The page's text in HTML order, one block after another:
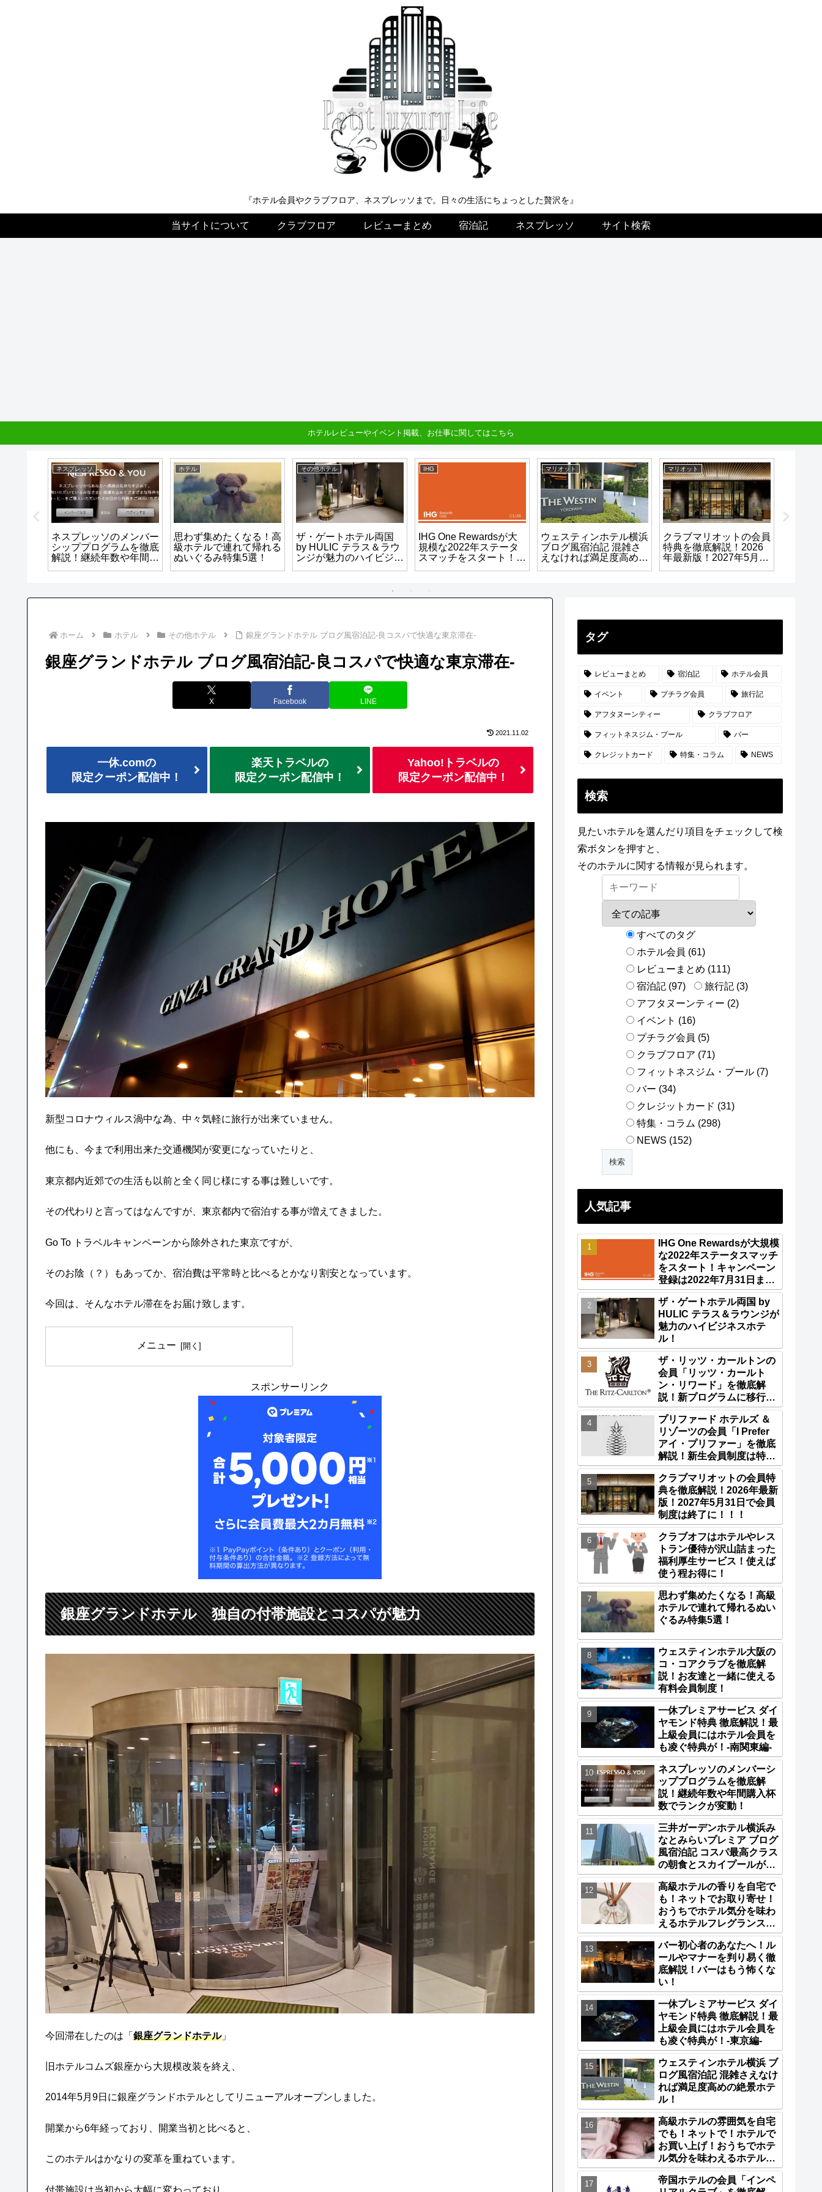
『ホテル会員やクラブフロア、ネスプレッソまで。日々の生活にちょっとした贅沢を』
当サイトについて クラブフロア レビューまとめ 宿泊記 ネスプレッソ サイト検索
ホテルレビューやイベント掲載、お仕事に関してはこちら
ネスプレッソ
ネスプレッソのメンバー
シッププログラムを徹底
解説！継続年数や年間購
ホテル
思わず集めたくなる！高
級ホテルで連れて帰れる
ぬいぐるみ特集5選！
その他ホテル
ザ・ゲートホテル両国
by HULIC テラス＆ラウ
ンジが魅力のハイビジネ
IHG
IHG One Rewardsが大
規模な2022年ステータ
スマッチをスタート！キ
マリオット
ウェスティンホテル横浜
ブログ風宿泊記 混雑さ
えなければ満足度高めの
マリオット
クラブマリオットの会員
特典を徹底解説！2026
年最新版！2027年5月31
ホーム ホテル その他ホテル 銀座グランドホテル ブログ風宿泊記-良コスパで快適な東京滞在-
銀座グランドホテル ブログ風宿泊記-良コスパで快適な東京滞在-
X Facebook LINE
2021.11.02
一休.comの
限定クーポン配信中！
楽天トラベルの
限定クーポン配信中！
Yahoo!トラベルの
限定クーポン配信中！
新型コロナウィルス渦中な為、中々気軽に旅行が出来ていません。
他にも、今まで利用出来た交通機関が変更になっていたりと、
東京都内近郊での生活も以前と全く同じ様にする事は難しいです。
その代わりと言ってはなんですが、東京都内で宿泊する事が増えてきました。
Go To トラベルキャンペーンから除外された東京ですが、
そのお陰（？）もあってか、宿泊費は平常時と比べるとかなり割安となっています。
今回は、そんなホテル滞在をお届け致します。
メニュー
スポンサーリンク
銀座グランドホテル 独自の付帯施設とコスパが魅力
今回滞在したのは「 銀座グランドホテル」
旧ホテルコムズ銀座から大規模改装を終え、
2014年5月9日に銀座グランドホテルとしてリニューアルオープンしました。
開業から6年経っており、開業当初と比べると、
このホテルはかなりの変革を重ねています。
付帯施設は当初から大幅に変わっており、
タグ
レビューまとめ 宿泊記 ホテル会員
イベント プチラグ会員 旅行記
アフタヌーンティー クラブフロア
フィットネスジム・プール バー
クレジットカード 特集・コラム NEWS
検索
見たいホテルを選んだり項目をチェックして検
索ボタンを押すと、
そのホテルに関する情報が見られます。
すべてのタグ
ホテル会員 (61)
レビューまとめ (111)
宿泊記 (97)
旅行記 (3)
アフタヌーンティー (2)
イベント (16)
プチラグ会員 (5)
クラブフロア (71)
フィットネスジム・プール (7)
バー (34)
クレジットカード (31)
特集・コラム (298)
NEWS (152)
人気記事
IHG One Rewardsが大規模
な2022年ステータスマッチ
をスタート！キャンペーン
登録は2022年7月31日ま
で！
ザ・ゲートホテル両国 by
HULIC テラス＆ラウンジが
魅力のハイビジネスホテ
ル！
ザ・リッツ・カールトンの
会員「リッツ・カールト
ン・リワード」を徹底解
説！新プログラムに移行済
み！
プリファード ホテルズ ＆
リゾーツの会員「I Prefer
アイ・プリファー」を徹底
解説！新生会員制度は特典
が更に充実！
クラブマリオットの会員特
典を徹底解説！2026年最新
版！2027年5月31日で会員
制度は終了に！！！
クラブオフはホテルやレス
トラン優待が沢山詰まった
福利厚生サービス！使えば
使う程お得に！
思わず集めたくなる！高級
ホテルで連れて帰れるぬい
ぐるみ特集5選！
ウェスティンホテル大阪の
コ・コアクラブを徹底解
説！お友達と一緒に使える
有料会員制度！
一休プレミアサービス ダイ
ヤモンド特典 徹底解説！最
上級会員にはホテル会員を
も凌ぐ特典が！-南関東編-
ネスプレッソのメンバーシ
ッププログラムを徹底解
説！継続年数や年間購入杯
数でランクが変動！
三井ガーデンホテル横浜み
なとみらいプレミア ブログ
風宿泊記 コスパ最高クラス
の朝食とスカイプールが魅
力！
高級ホテルの香りを自宅で
も！ネットでお取り寄せ！
おうちでホテル気分を味わ
えるホテルフレグランス特
集6選！
バー初心者のあなたへ！ル
ールやマナーを判り易く徹
底解説！バーはもう怖くな
い！
一休プレミアサービス ダイ
ヤモンド特典 徹底解説！最
上級会員にはホテル会員を
も凌ぐ特典が！-東京編-
ウェスティンホテル横浜 ブ
ログ風宿泊記 混雑さえなけ
れば満足度高めの絶景ホテ
ル！
高級ホテルの雰囲気を自宅
でも！ネットで！ホテルで
お買い上げ！おうちでホテ
ル気分を味わえるホテルナ
イトウェア特集8選！
帝国ホテルの会員「インペ